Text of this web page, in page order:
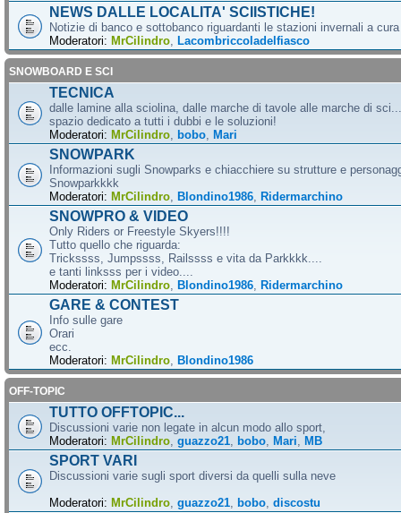
NEWS DALLE LOCALITA' SCIISTICHE!
Notizie di banco e sottobanco riguardanti le stazioni invernali a
Moderatori: MrCilindro Lacombriccoladelfiasco
SNOWBOARD E SCI
TECNICA
dalle lamine alla sciolina, dalle marche di tavole alle marche di
spazio dedicato a tutti i dubbi e le soluzioni!
Moderatori: MrCilindro bobo Mari
SNOWPARK
Informazioni sugli Snowparks e chiacchiere su strutture e
Snowparkkkk
Moderatori: MrCilindro Blondino1986 Ridermarchino
SNOWPRO & VIDEO
Only Riders or Freestyle Skyers!!!!
Tutto quello che riguarda:
Trickssss, Jumpssss, Railssss e vita da Parkkkk....
e tanti linksss per i video....
Moderatori: MrCilindro Blondino1986 Ridermarchino
GARE & CONTEST
Info sulle gare
Orari
ecc.
Moderatori: MrCilindro Blondino1986
OFF-TOPIC
TUTTO OFFTOPIC...
Discussioni varie non legate in alcun modo allo sport,
Moderatori: MrCilindro guazzo21 bobo Mari MB
SPORT VARI
Discussioni varie sugli sport diversi da quelli sulla neve
Moderatori: MrCilindro guazzo21 bobo discostu